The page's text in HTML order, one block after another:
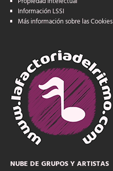
Información LSSI
Más información sobre las Cookies
NUBE DE GRUPOS Y ARTISTAS